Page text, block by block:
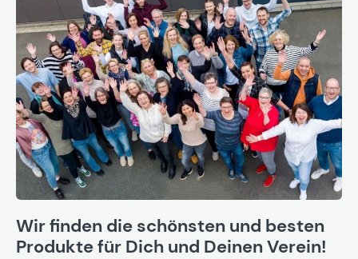
Wir finden die schönsten und besten
Produkte für Dich und Deinen Verein!